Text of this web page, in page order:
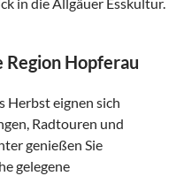
in die Allgäuer Esskultur.
Hopferau
Herbst eignen sich
Radtouren und
genießen Sie
gelegene